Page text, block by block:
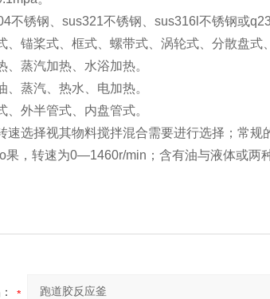
不锈钢、sus321不锈钢、sus316l不锈钢或
、锚桨式、框式、螺带式、涡轮式、分散盘式
、蒸汽加热、水浴加热。
、蒸汽、热水、电加热。
、外半管式、内盘管式。
速选择视其物料搅拌混合需要进行选择；常
果，转速为0—1460r/min；含有油与液体或两